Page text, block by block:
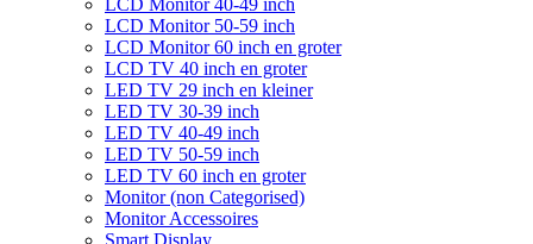
LCD Monitor 40-49 inch
LCD Monitor 50-59 inch
LCD Monitor 60 inch en groter
LCD TV 40 inch en groter
LED TV 29 inch en kleiner
LED TV 30-39 inch
LED TV 40-49 inch
LED TV 50-59 inch
LED TV 60 inch en groter
Monitor (non Categorised)
Monitor Accessoires